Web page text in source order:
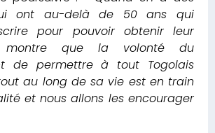
ont au-delà de 50 ans qui
pour pouvoir obtenir leur
montre que la volonté du
de permettre à tout Togolais
au long de sa vie est en train
et nous allons les encourager